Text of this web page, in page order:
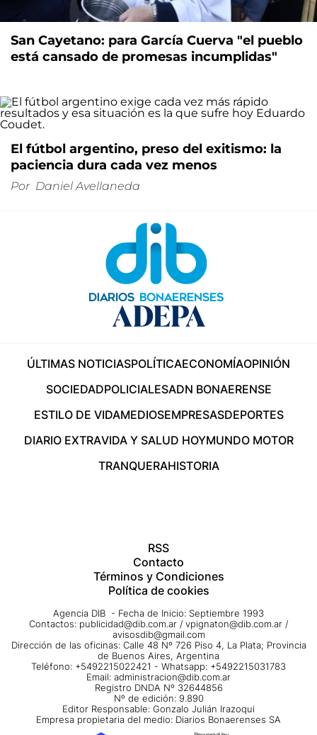
San Cayetano: para García Cuerva "el pueblo
está cansado de promesas incumplidas"
El fútbol argentino, preso del exitismo: la
paciencia dura cada vez menos
Por Daniel Avellaneda
ÚLTIMAS NOTICIASPOLÍTICAECONOMÍAOPINIÓN
SOCIEDADPOLICIALESADN BONAERENSE
ESTILO DE VIDAMEDIOSEMPRESASDEPORTES
DIARIO EXTRAVIDA Y SALUD HOYMUNDO MOTOR
TRANQUERAHISTORIA
RSS
Contacto
Términos y Condiciones
Política de cookies
Agencia DIB - Fecha de Inicio: Septiembre 1993
Contactos: publicidad@dib.com.ar / vpignaton@dib.com.ar /
avisosdib@gmail.com
Dirección de las oficinas: Calle 48 Nº 726 Piso 4, La Plata; Provincia
de Buenos Aires, Argentina
Teléfono: +5492215022421 - Whatsapp: +5492215031783
Email: administracion@dib.com.ar
Registro DNDA Nº 32644856
Nº de edición: 9.890
Editor Responsable: Gonzalo Julián Irazoqui
Empresa propietaria del medio: Diarios Bonaerenses SA